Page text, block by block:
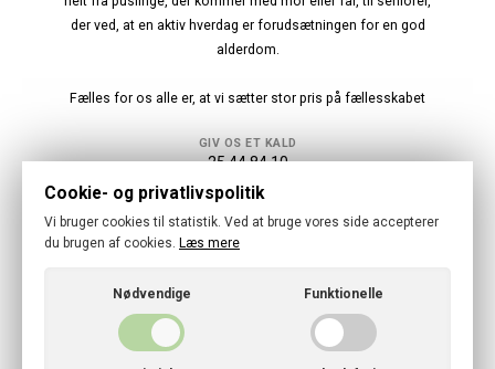
der ved, at en aktiv hverdag er forudsætningen for en god
alderdom.
Fælles for os alle er, at vi sætter stor pris på fællesskabet
GIV OS ET KALD
25 44 84 10
Følg os
Cookie- og privatlivspolitik
Vi bruger cookies til statistik. Ved at bruge vores side accepterer
du brugen af cookies. Læs mere
Nødvendige Funktionelle